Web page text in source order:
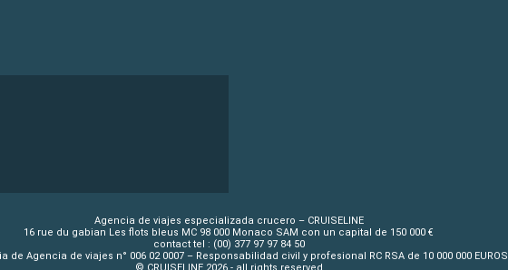
Agencia de viajes especializada crucero – CRUISELINE
16 rue du gabian Les flots bleus MC 98 000 Monaco SAM con un capital de 150 000 €
contact tel : (00) 377 97 97 84 50
de Agencia de viajes n° 006 02 0007 – Responsabilidad civil y profesional RC RSA de 10 000 000 EUROS